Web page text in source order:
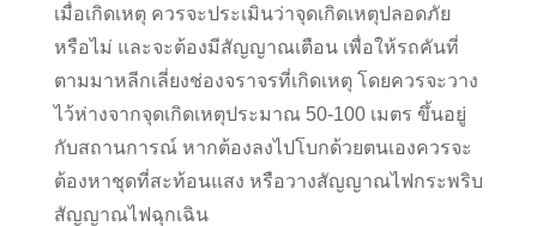
เมื่อเกิดเหตุ ควรจะประเมินว่าจุดเกิดเหตุปลอดภัย
หรือไม่ และจะต้องมีสัญญาณเตือน เพื่อให้รถคันที่
ตามมาหลีกเลี่ยงช่องจราจรที่เกิดเหตุ โดยควรจะวาง
ไว้ห่างจากจุดเกิดเหตุประมาณ 50-100 เมตร ขึ้นอยู่
กับสถานการณ์ หากต้องลงไปโบกด้วยตนเองควรจะ
ต้องหาชุดที่สะท้อนแสง หรือวางสัญญาณไฟกระพริบ
สัญญาณไฟฉุกเฉิน